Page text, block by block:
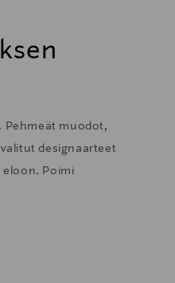
Pehmeät muodot,
designaarteet
eloon. Poimi